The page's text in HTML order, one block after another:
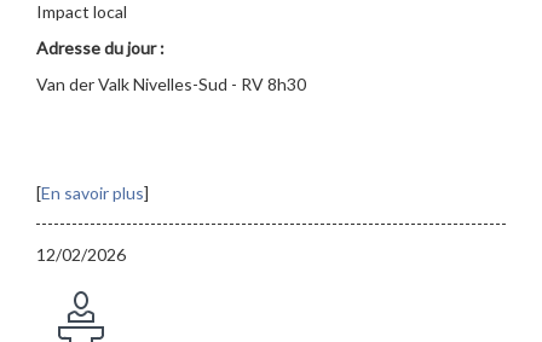
Impact local
Adresse du jour :
Van der Valk Nivelles-Sud - RV 8h30
[En savoir plus]
12/02/2026